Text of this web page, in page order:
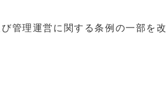
管理運営に関する条例の一部を